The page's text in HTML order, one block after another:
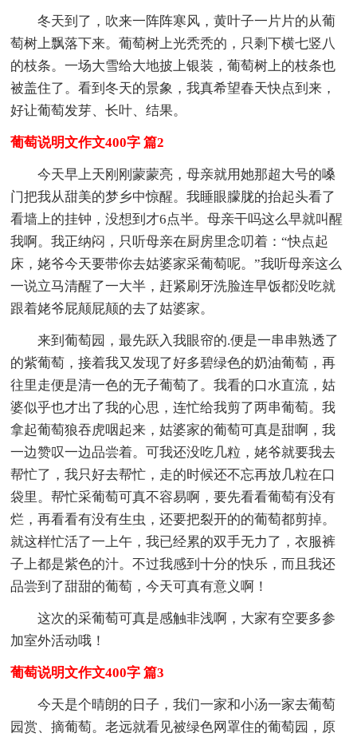
冬天到了，吹来一阵阵寒风，黄叶子一片片的从葡
萄树上飘落下来。葡萄树上光秃秃的，只剩下横七竖八
的枝条。一场大雪给大地披上银装，葡萄树上的枝条也
被盖住了。看到冬天的景象，我真希望春天快点到来，
好让葡萄发芽、长叶、结果。
葡萄说明文作文400字 篇2
今天早上天刚刚蒙蒙亮，母亲就用她那超大号的嗓
门把我从甜美的梦乡中惊醒。我睡眼朦胧的抬起头看了
看墙上的挂钟，没想到才6点半。母亲干吗这么早就叫醒
我啊。我正纳闷，只听母亲在厨房里念叨着：“快点起
床，姥爷今天要带你去姑婆家采葡萄呢。”我听母亲这么
一说立马清醒了一大半，赶紧刷牙洗脸连早饭都没吃就
跟着姥爷屁颠屁颠的去了姑婆家。
来到葡萄园，最先跃入我眼帘的.便是一串串熟透了
的紫葡萄，接着我又发现了好多碧绿色的奶油葡萄，再
往里走便是清一色的无子葡萄了。我看的口水直流，姑
婆似乎也才出了我的心思，连忙给我剪了两串葡萄。我
拿起葡萄狼吞虎咽起来，姑婆家的葡萄可真是甜啊，我
一边赞叹一边品尝着。可我还没吃几粒，姥爷就要我去
帮忙了，我只好去帮忙，走的时候还不忘再放几粒在口
袋里。帮忙采葡萄可真不容易啊，要先看看葡萄有没有
烂，再看看有没有生虫，还要把裂开的的葡萄都剪掉。
就这样忙活了一上午，我已经累的双手无力了，衣服裤
子上都是紫色的汁。不过我感到十分的快乐，而且我还
品尝到了甜甜的葡萄，今天可真有意义啊！
这次的采葡萄可真是感触非浅啊，大家有空要多参
加室外活动哦！
葡萄说明文作文400字 篇3
今天是个晴朗的日子，我们一家和小汤一家去葡萄
园赏、摘葡萄。老远就看见被绿色网罩住的葡萄园，原